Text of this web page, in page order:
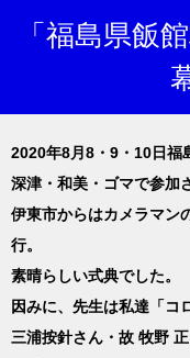
「福島県飯
2020年8月8・9・10日福
深津・和美・ゴマで参加
伊東市からはカメラマン
行。
素晴らしい式典でした。
因みに、先生は私達「コ
三浦按針さん・故 牧野